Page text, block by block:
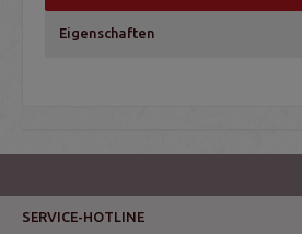
Eigenschaften
SERVICE-HOTLINE